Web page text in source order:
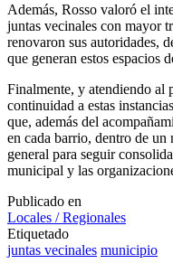
Además, Rosso valoró el
juntas vecinales con mayor
renovaron sus autoridades,
que generan estos espacios
Finalmente, y atendiendo al
continuidad a estas
que, además del
en cada barrio, dentro de un
general para seguir
municipal y las
Publicado en
Locales / Regionales
Etiquetado
juntas vecinales municipio